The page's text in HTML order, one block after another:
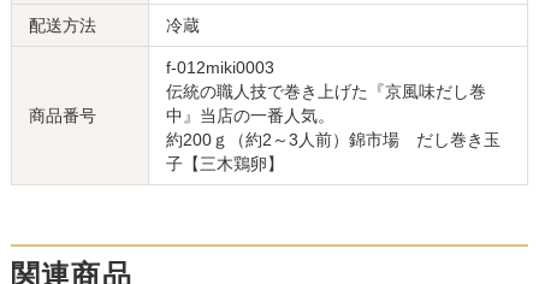
配送方法 冷蔵
商品番号
f-012miki0003
伝統の職人技で巻き上げた『京風味だし巻
中』当店の一番人気。
約200ｇ（約2～3人前）錦市場 だし巻き玉
子【三木鶏卵】
関連商品